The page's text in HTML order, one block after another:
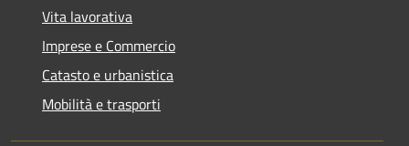
Vita lavorativa
Imprese e Commercio
Catasto e urbanistica
Mobilità e trasporti